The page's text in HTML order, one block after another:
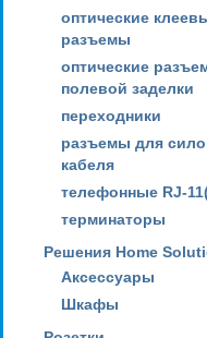
оптические
разъемы
оптические
полевой заделки
переходники
разъемы для
кабеля
телефонные RJ-
терминаторы
Решения Home
Аксессуары
Шкафы